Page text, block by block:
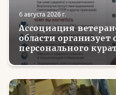
6 августа 2026 г.
Ассоциация
области организует
персонального
трудоустройства и
вернувшихся с